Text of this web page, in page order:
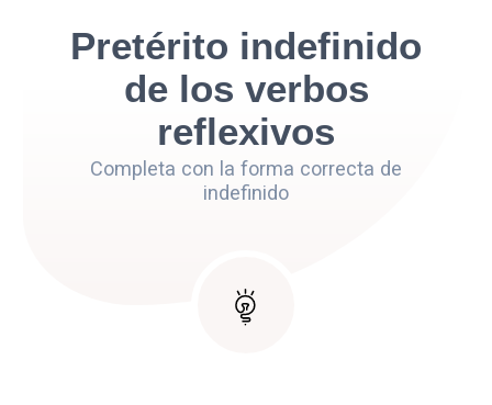
Pretérito indefinido
de los verbos
reflexivos
Completa con la forma correcta de
indefinido